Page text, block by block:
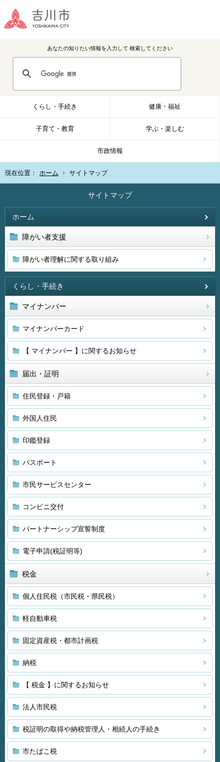
あなたの知りたい情報を入力して 検索してください
くらし・手続き 健康・福祉
子育て・教育 学ぶ・楽しむ
市政情報
現在位置： ホーム サイトマップ
サイトマップ
ホーム
障がい者支援
障がい者理解に関する取り組み
くらし・手続き
マイナンバー
マイナンバーカード
【 マイナンバー 】に関するお知らせ
届出・証明
住民登録・戸籍
外国人住民
印鑑登録
パスポート
市民サービスセンター
コンビニ交付
パートナーシップ宣誓制度
電子申請(税証明等)
税金
個人住民税（市民税・県民税）
軽自動車税
固定資産税・都市計画税
納税
【 税金 】に関するお知らせ
法人市民税
税証明の取得や納税管理人・相続人の手続き
市たばこ税